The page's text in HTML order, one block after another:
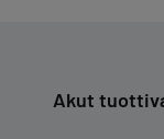
Artikkelien
Akut